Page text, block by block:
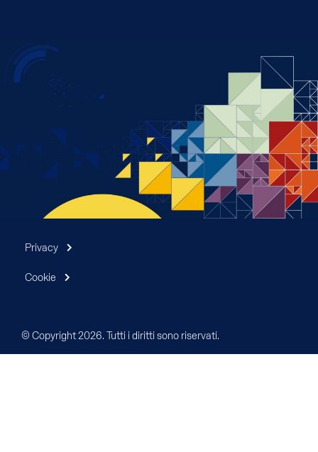
© Copyright 2026. Tutti i diritti sono riservati.
Privacy
Cookie